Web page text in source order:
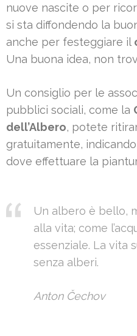
nuove nascite o per
si sta diffondendo la
anche per festeggiare il
Una buona idea, non
Un consiglio per le
pubblici sociali, come la
dell’Albero, potete
gratuitamente,
dove effettuare la
Un albero è bello,
alla vita; come
essenziale. La vita
senza alberi.
Anton Čechov